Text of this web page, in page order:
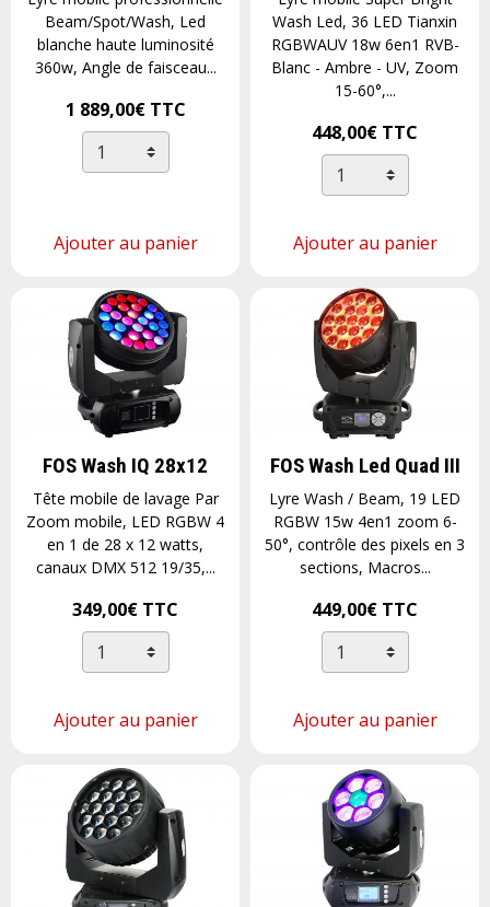
Beam/Spot/Wash, Led
blanche haute luminosité
360w, Angle de faisceau...
1 889,00€ TTC
Ajouter au panier
Wash Led, 36 LED Tianxin
RGBWAUV 18w 6en1 RVB-
Blanc - Ambre - UV, Zoom
15-60°,...
448,00€ TTC
Ajouter au panier
FOS Wash IQ 28x12
Tête mobile de lavage Par
Zoom mobile, LED RGBW 4
en 1 de 28 x 12 watts,
canaux DMX 512 19/35,...
349,00€ TTC
Ajouter au panier
FOS Wash Led Quad III
Lyre Wash / Beam, 19 LED
RGBW 15w 4en1 zoom 6-
50°, contrôle des pixels en 3
sections, Macros...
449,00€ TTC
Ajouter au panier